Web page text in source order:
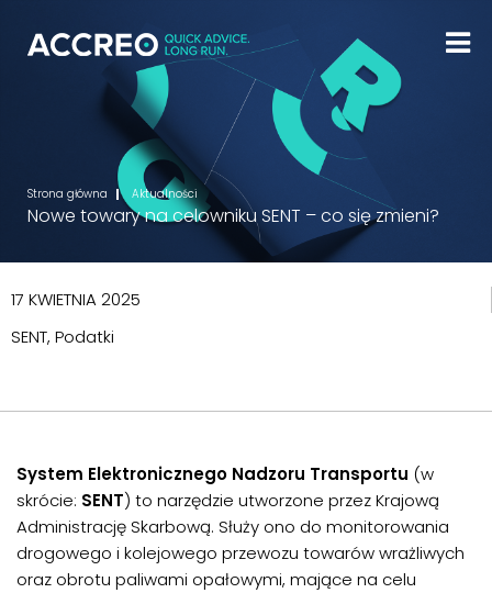
Strona główna Aktualności
Nowe towary na celowniku SENT – co się zmieni?
17 KWIETNIA 2025
SENT, Podatki
System Elektronicznego Nadzoru Transportu (w
skrócie: SENT) to narzędzie utworzone przez Krajową
Administrację Skarbową. Służy ono do monitorowania
drogowego i kolejowego przewozu towarów wrażliwych
oraz obrotu paliwami opałowymi, mające na celu